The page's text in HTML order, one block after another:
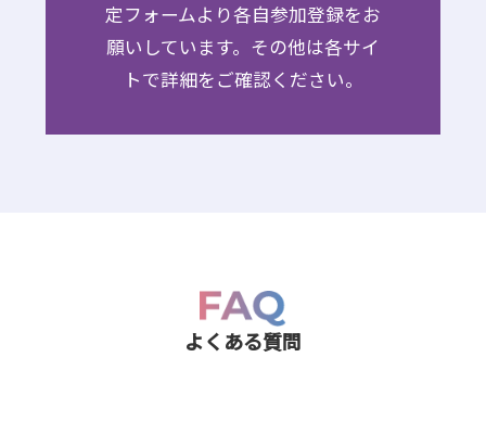
定フォームより各自参加登録をお
願いしています。その他は各サイ
トで詳細をご確認ください。
よくある質問